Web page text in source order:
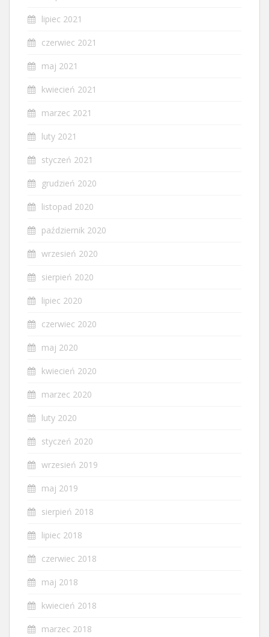
lipiec 2021
czerwiec 2021
maj 2021
kwiecień 2021
marzec 2021
luty 2021
styczeń 2021
grudzień 2020
listopad 2020
październik 2020
wrzesień 2020
sierpień 2020
lipiec 2020
czerwiec 2020
maj 2020
kwiecień 2020
marzec 2020
luty 2020
styczeń 2020
wrzesień 2019
maj 2019
sierpień 2018
lipiec 2018
czerwiec 2018
maj 2018
kwiecień 2018
marzec 2018